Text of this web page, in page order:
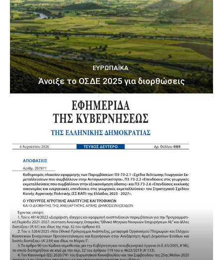
ΕΥΡΩΠΑΪΚΆ
Άνοιξε το ΟΣΔΕ 2025 για διορθώσεις